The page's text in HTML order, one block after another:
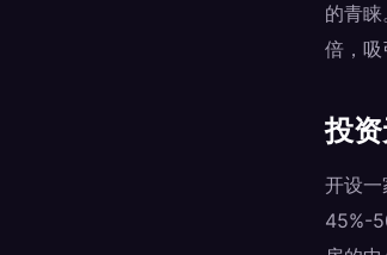
的青
倍，吸
投
开设
45%-